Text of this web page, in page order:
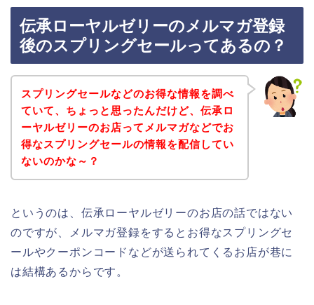
伝承ローヤルゼリーのメルマガ登録
後のスプリングセールってあるの？
スプリングセールなどのお得な情報を調べ
ていて、ちょっと思ったんだけど、伝承ロ
ーヤルゼリーのお店ってメルマガなどでお
得なスプリングセールの情報を配信してい
ないのかな～？
というのは、伝承ローヤルゼリーのお店の話ではない
のですが、メルマガ登録をするとお得なスプリングセ
ールやクーポンコードなどが送られてくるお店が巷に
は結構あるからです。